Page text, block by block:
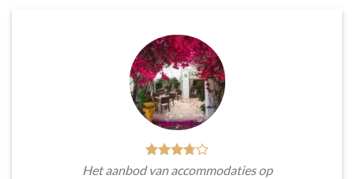
Het aanbod van accommodaties op